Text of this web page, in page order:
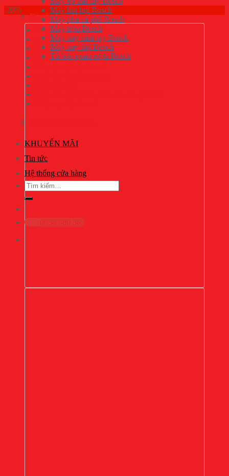
Đồ gia dụng Bosch
Máy pha cà phê Bosch
Máy trộn Bosch
Máy hút bụi Bosch
Bình siêu tốc Bosch
KHUYẾN MÃI
Tin tức
Hệ thống cửa hàng
Tìm
kiếm:
Máy hút bụi Bosch
Máy pha cà phê Bosch
Máy trộn Bosch
Máy xay cầm tay Bosch
Máy xay thịt Bosch
Tủ bảo quản rượu Bosch
-20%